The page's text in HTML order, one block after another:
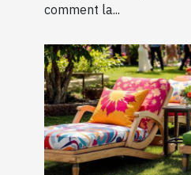
comment la...